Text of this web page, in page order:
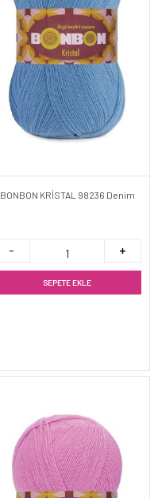
BONBON KRİSTAL 98236 Denim
SEPETE EKLE